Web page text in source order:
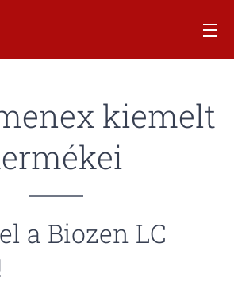
kiemelt
a Biozen LC